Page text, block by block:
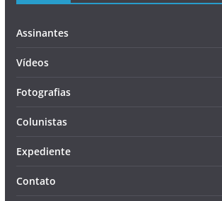
Assinantes
Vídeos
Fotografias
Colunistas
Expediente
Contato